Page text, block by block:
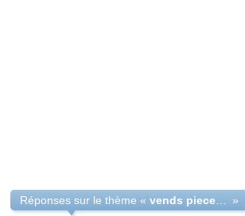
Réponses sur le thème « »